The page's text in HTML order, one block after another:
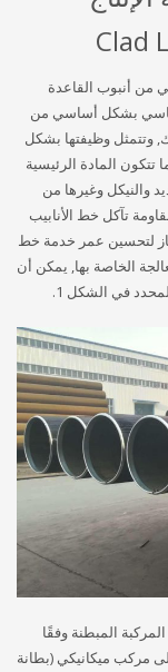
من أنبوب القاعدة
بشكل أساسي من
وتتمثل وظيفتها بشكل
المادة الرئيسية
والنيكل وغيرها من
تآكل خط الأنابيب
لتحسين عمر خدمة خط
الخاصة بها, يمكن أن
في الشكل 1.
المبطنة وفقًا
مركب ميكانيكي (بطانة